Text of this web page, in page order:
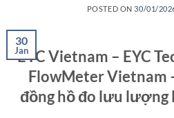
POSTED ON 30/01/
30
Jan
EYC Vietnam – EYC
FlowMeter Vietnam
đồng hồ đo lưu lượng